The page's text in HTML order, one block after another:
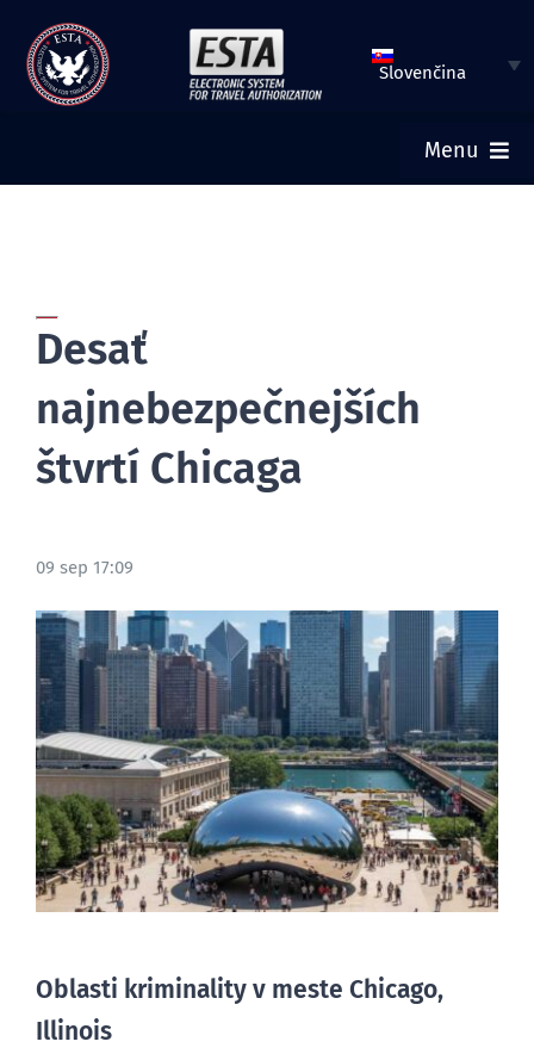
Preskočiť
obsah
Slovenčina
Menu
SKONTROLOVAŤ STATUS ESTA
TURISTICKÉ VÍZA
BLOG
Desať
najnebezpečnejších
štvrtí Chicaga
09 sep 17:09
Oblasti kriminality v meste Chicago,
Illinois